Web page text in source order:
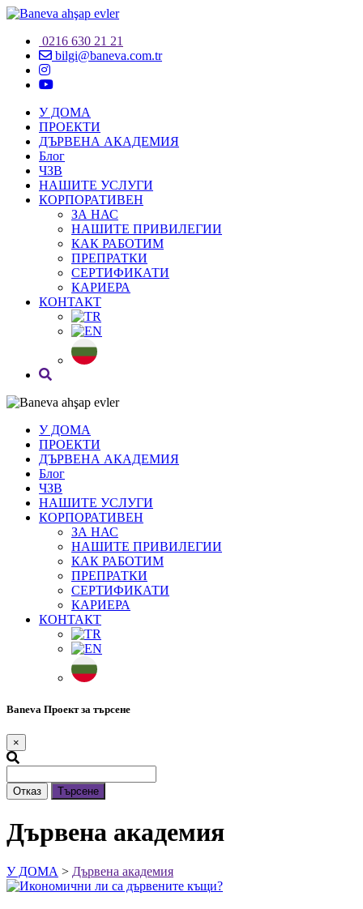
0216 630 21 21
bilgi@baneva.com.tr
У ДОМА
ПРОЕКТИ
ДЪРВЕНА АКАДЕМИЯ
Блог
ЧЗВ
НАШИТЕ УСЛУГИ
КОРПОРАТИВЕН
ЗА НАС
НАШИТЕ ПРИВИЛЕГИИ
КАК РАБОТИМ
ПРЕПРАТКИ
СЕРТИФИКАТИ
КАРИЕРА
КОНТАКТ
У ДОМА
ПРОЕКТИ
ДЪРВЕНА АКАДЕМИЯ
Блог
ЧЗВ
НАШИТЕ УСЛУГИ
КОРПОРАТИВЕН
ЗА НАС
НАШИТЕ ПРИВИЛЕГИИ
КАК РАБОТИМ
ПРЕПРАТКИ
СЕРТИФИКАТИ
КАРИЕРА
КОНТАКТ
Baneva Проект за търсене
×
Отказ Търсене
Дървена академия
У ДОМА > Дървена академия